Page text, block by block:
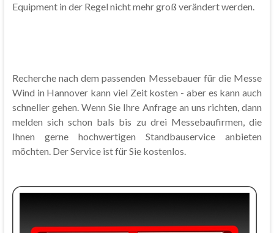
Equipment in der Regel nicht mehr groß verändert werden.
Recherche nach dem passenden Messebauer für die Messe
Wind in Hannover kann viel Zeit kosten - aber es kann auch
schneller gehen. Wenn Sie Ihre Anfrage an uns richten, dann
melden sich schon bals bis zu drei Messebaufirmen, die
Ihnen gerne hochwertigen Standbauservice anbieten
möchten. Der Service ist für Sie kostenlos.